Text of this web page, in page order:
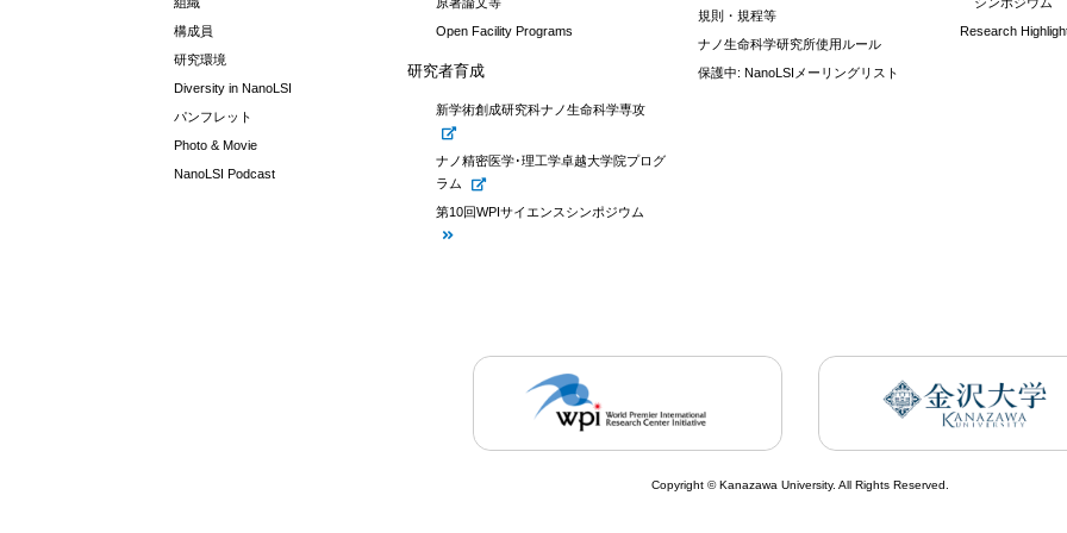
構成員
研究環境
Diversity in NanoLSI
パンフレット
Photo & Movie
NanoLSI Podcast
Open Facility Programs
研究者育成
新学術創成研究科ナノ生命科学専攻
ナノ精密医学･理工学卓越大学院プログ
ラム
第10回WPIサイエンスシンポジウム
規則・規程等
ナノ生命科学研究所使用ルール
保護中: NanoLSIメーリングリスト
Research
Copyright © Kanazawa University. All Rights Reserved.